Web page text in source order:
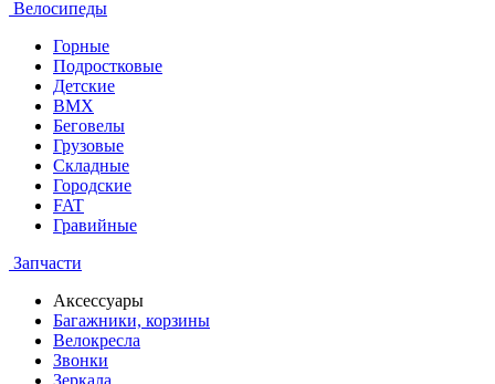
Велосипеды
Горные
Подростковые
Детские
BMX
Беговелы
Грузовые
Складные
Городские
FAT
Гравийные
Запчасти
Аксессуары
Багажники, корзины
Велокресла
Звонки
Зеркала